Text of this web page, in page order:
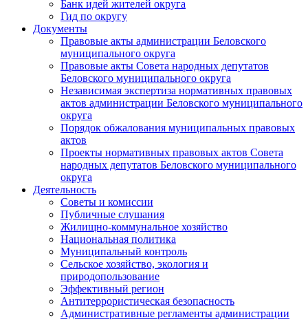
Банк идей жителей округа
Гид по округу
Документы
Правовые акты администрации Беловского
муниципального округа
Правовые акты Совета народных депутатов
Беловского муниципального округа
Независимая экспертиза нормативных правовых
актов администрации Беловского муниципального
округа
Порядок обжалования муниципальных правовых
актов
Проекты нормативных правовых актов Совета
народных депутатов Беловского муниципального
округа
Деятельность
Советы и комиссии
Публичные слушания
Жилищно-коммунальное хозяйство
Национальная политика
Муниципальный контроль
Сельское хозяйство, экология и
природопользование
Эффективный регион
Антитеррористическая безопасность
Административные регламенты администрации